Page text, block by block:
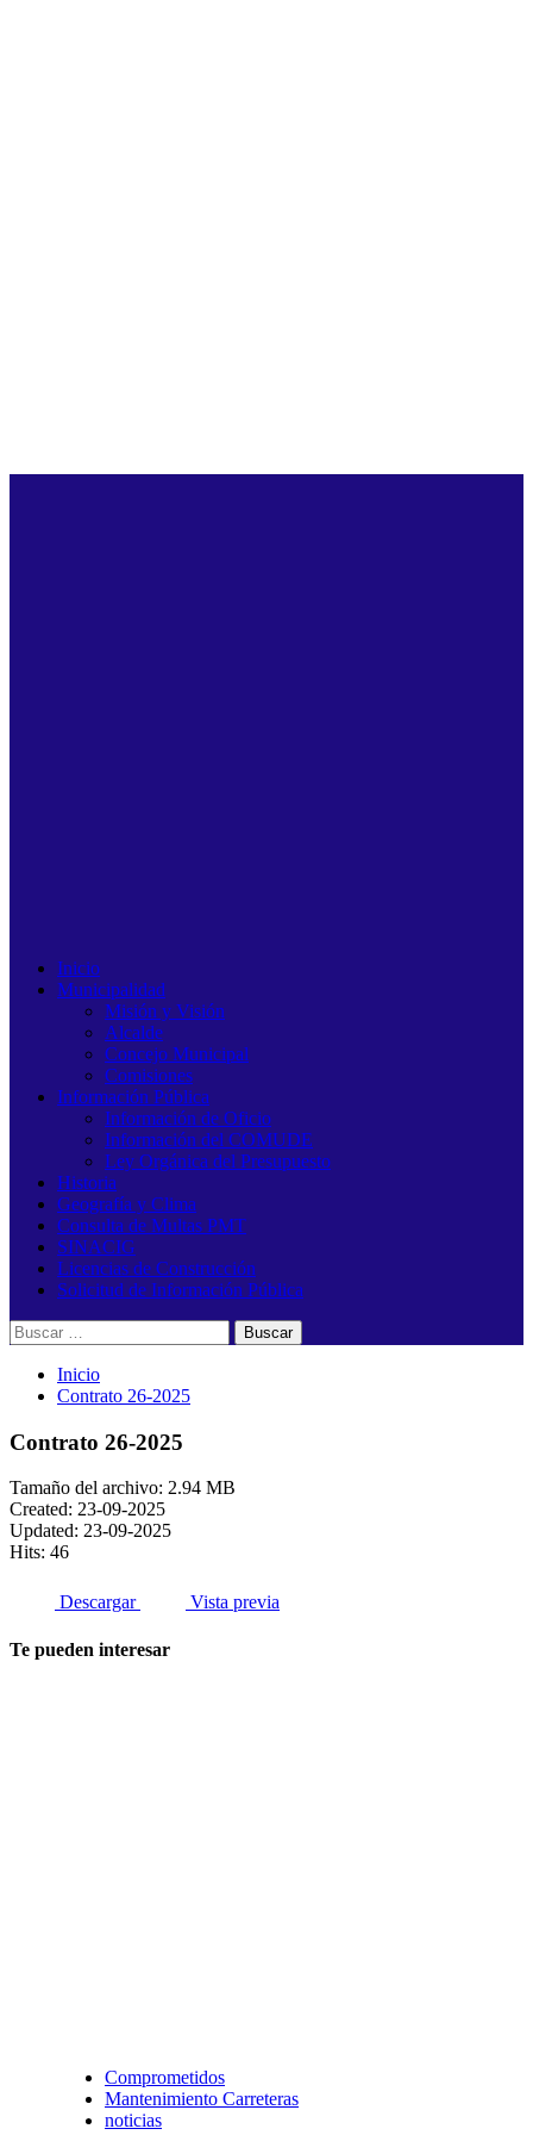
Inicio
Municipalidad
Misión y Visión
Alcalde
Concejo Municipal
Comisiones
Información Pública
Información de Oficio
Información del COMUDE
Ley Orgánica del Presupuesto
Historia
Geografía y Clima
Consulta de Multas PMT
SINACIG
Licencias de Construcción
Solicitud de Información Pública
Buscar:
Inicio
Contrato 26-2025
Contrato 26-2025
Tamaño del archivo: 2.94 MB
Created: 23-09-2025
Updated: 23-09-2025
Hits: 46
Descargar Vista previa
Te pueden interesar
Comprometidos
Mantenimiento Carreteras
noticias